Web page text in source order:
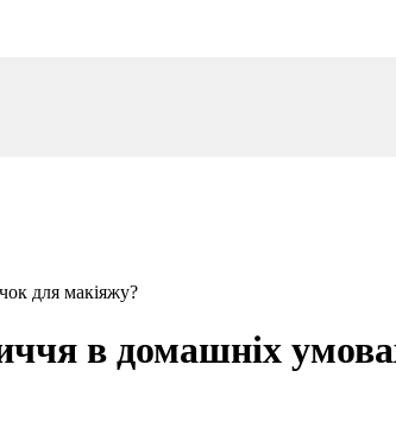
для макіяжу?
в домашніх